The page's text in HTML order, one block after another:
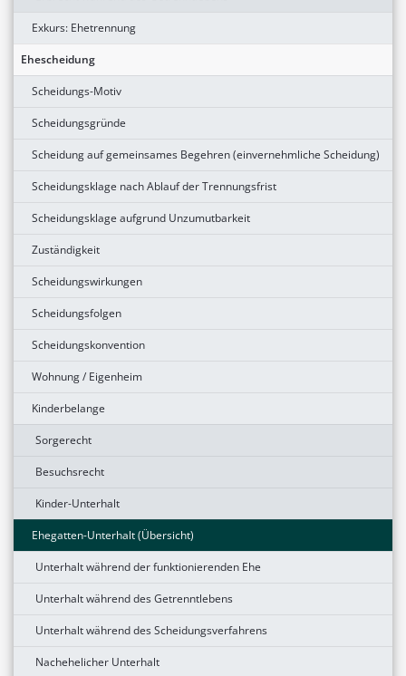
Exkurs: Ehetrennung
Ehescheidung
Scheidungs-Motiv
Scheidungsgründe
Scheidung auf gemeinsames Begehren (einvernehmliche Scheidung)
Scheidungsklage nach Ablauf der Trennungsfrist
Scheidungsklage aufgrund Unzumutbarkeit
Zuständigkeit
Scheidungswirkungen
Scheidungsfolgen
Scheidungskonvention
Wohnung / Eigenheim
Kinderbelange
Sorgerecht
Besuchsrecht
Kinder-Unterhalt
Ehegatten-Unterhalt (Übersicht)
Unterhalt während der funktionierenden Ehe
Unterhalt während des Getrenntlebens
Unterhalt während des Scheidungsverfahrens
Nachehelicher Unterhalt